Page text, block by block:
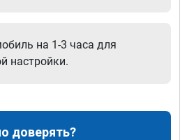
на 1-3 часа для
настройки.
доверять?